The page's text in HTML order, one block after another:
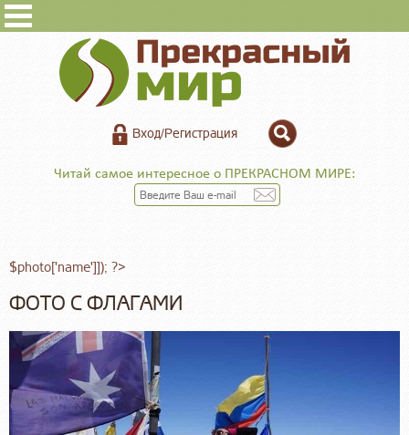
Вход/Регистрация
Читай самое интересное о ПРЕКРАСНОМ МИРЕ:
$photo['name']]); ?>
ФОТО С ФЛАГАМИ